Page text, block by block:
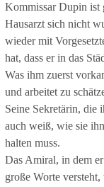
Kommissar Dupin ist
Hausarzt sich nicht
wieder mit
hat, dass er in das
Was ihm zuerst
und arbeitet zu
Seine Sekretärin, die
auch weiß, wie sie
halten muss.
Das Amiral, in dem
große Worte